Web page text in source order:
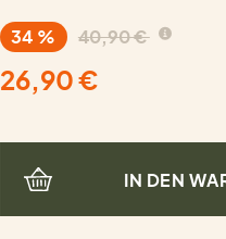
34 % 40,90 €
26,90 €
IN DEN